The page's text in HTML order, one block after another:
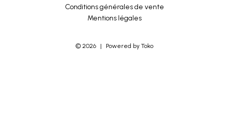
Conditions générales de vente
Mentions légales
© 2026 | Powered by Toko